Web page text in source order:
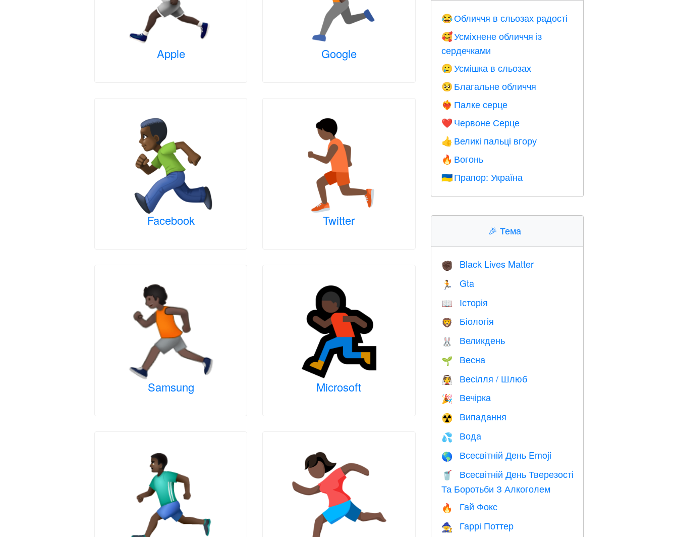
Apple Google
Facebook Twitter
Samsung Microsoft
😂Обличчя в сльозах радості
🥰Усміхнене обличчя із
сердечками
🥲 Усмішка в сльозах
🥺 Благальне обличчя
❤️‍🔥 Палке серце
❤️ Червоне Серце
👍 Великі пальці вгору
🔥 Вогонь
🇺🇦 Прапор: Україна
🎉Тема
✊🏿 Black Lives Matter
🏃 Gta
📖 Історія
🦁 Біологія
🐰 Великдень
🌱 Весна
👰 Весілля / Шлюб
🎉 Вечірка
☢️ Випадання
💦 Вода
🌎 Всесвітній День Emoji
🥤
Всесвітній День Тверезості
Та Боротьби З Алкоголем
🔥 Гай Фокс
🧙 Гаррі Поттер